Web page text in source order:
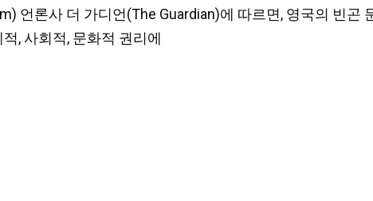
언론사 더 가디언(The Guardian)에 따르면, 영국의 빈곤
, 사회적, 문화적 권리에